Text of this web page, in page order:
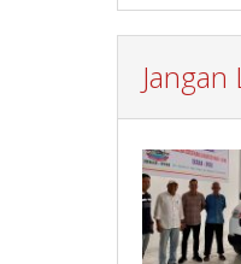
Jangan